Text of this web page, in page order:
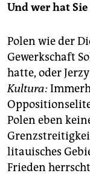
Und wer hat
Polen wie der
Gewerkschaft
hatte, oder
Kultura:
Polen eben
litauisches
Frieden